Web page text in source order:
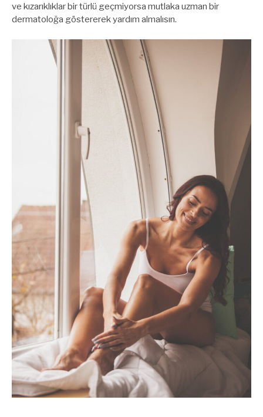
ve kızarıklıklar bir türlü geçmiyorsa mutlaka uzman bir
dermatoloğa göstererek yardım almalısın.